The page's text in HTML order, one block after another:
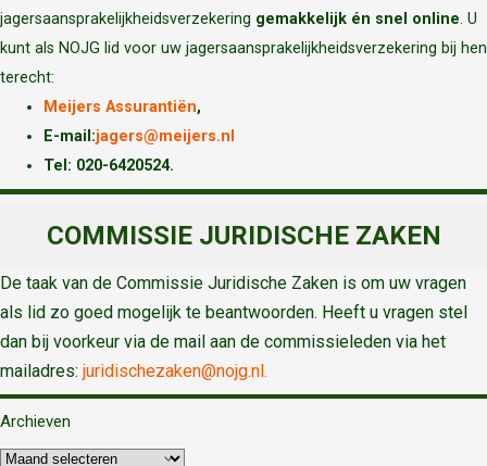
jagersaansprakelijkheidsverzekering gemakkelijk én snel online. U
kunt als NOJG lid voor uw jagersaansprakelijkheidsverzekering bij hen
terecht:
Meijers Assurantiën,
E-mail:jagers@meijers.nl
Tel: 020-6420524.
COMMISSIE JURIDISCHE ZAKEN
De taak van de Commissie Juridische Zaken is om uw vragen
als lid zo goed mogelijk te beantwoorden. Heeft u vragen stel
dan bij voorkeur via de mail aan de commissieleden via het
mailadres: juridischezaken@nojg.nl.
Archieven